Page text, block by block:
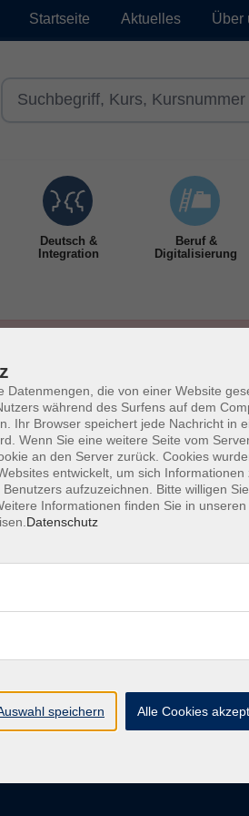
Startseite Aktuelles Über
Deutsch &
Integration
Beruf &
Digitalisierung
AGB
Hilpoltstein
roth.de
09174 4749 0
Datenmengen, die von einer Website
während des Surfens auf dem
Ihr Browser speichert jede Nachricht in
Wenn Sie eine weitere Seite vom
an den Server zurück. Cookies
entwickelt, um sich
aufzuzeichnen. Bitte willigen
Informationen finden Sie in unseren
Datenschutz
speichern Alle Cookies